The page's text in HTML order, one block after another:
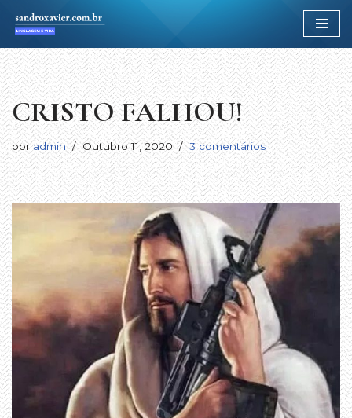
para
o
conteúdo
CRISTO FALHOU!
poradmin Outubro 11, 2020 3 comentários